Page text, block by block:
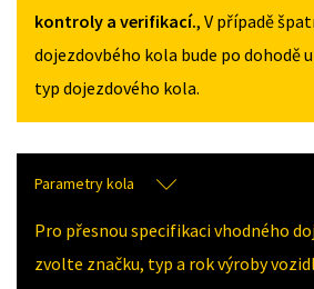
kontroly a verifikací., V případě
dojezdovbého kola bude po dohodě
typ dojezdového kola.
Parametry kola
Pro přesnou specifikaci vhodného
zvolte značku, typ a rok výroby